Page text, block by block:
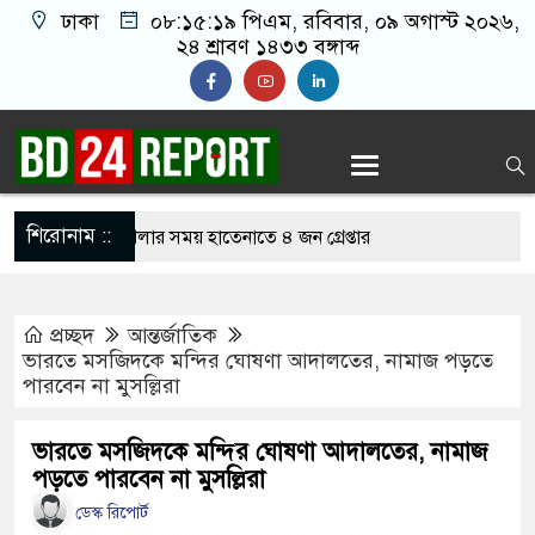
ঢাকা ০৮:১৫:২০ পিএম, রবিবার, ০৯ অগাস্ট ২০২৬,
২৪ শ্রাবণ ১৪৩৩ বঙ্গাব্দ
শিরোনাম ::
জুয়া খেলার সময় হাতেনাতে ৪ জন গ্রেপ্তার
অসহায় মায়ের মাথার চুল বিক্রি
অমায়িক ব্যবহার পান, জানালেন নারী
প্রচ্ছদ
আন্তর্জাতিক
ভারতে মসজিদকে মন্দির ঘোষণা আদালতের, নামাজ পড়তে
পারবেন না মুসল্লিরা
ভারতে মসজিদকে মন্দির ঘোষণা আদালতের, নামাজ
পড়তে পারবেন না মুসল্লিরা
ডেস্ক রিপোর্ট